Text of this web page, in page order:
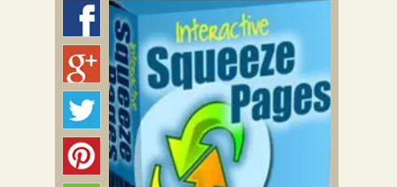
Perguntas Frequentes